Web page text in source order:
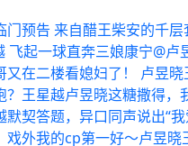
门预告 来自醋王柴安的千
飞起一球直奔三娘康宁@卢
又在二楼看媳妇了！ 卢昱晓
王星越卢昱晓这糖撒得，
默契答题，异口同声说出“
戏外我的cp第一好～卢昱晓